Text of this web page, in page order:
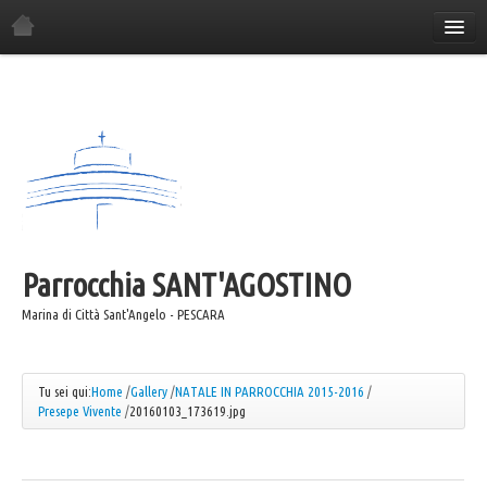
Orario Sante Messe
Gli incontri in parrocchia
Il Consiglio Economico
Il Comitato Festa
I Gruppi Parrocchiali
Azione Cattolica
Coro "Canta e Cammina"
Caritas
Parrocchia SANT'AGOSTINO
Marina di Città Sant'Angelo - PESCARA
Tu sei qui:Home /Gallery /NATALE IN PARROCCHIA 2015-2016 /
Presepe Vivente /20160103_173619.jpg